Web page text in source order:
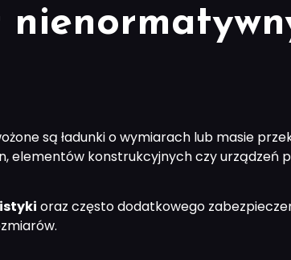
są ładunki o wymiarach lub masie
elementów konstrukcyjnych czy urządzeń
oraz często dodatkowego